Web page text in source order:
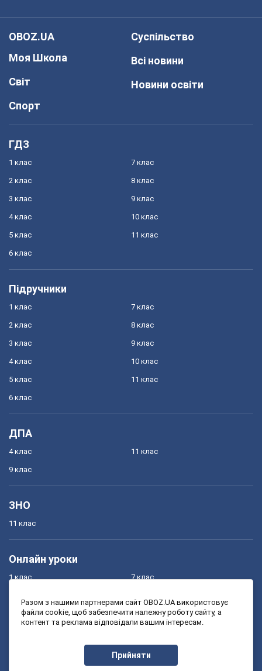
OBOZ.UA
Моя Школа
Світ
Спорт
Суспільство
Всі новини
Новини освіти
ГДЗ
1 клас
2 клас
3 клас
4 клас
5 клас
6 клас
7 клас
8 клас
9 клас
10 клас
11 клас
Підручники
1 клас
2 клас
3 клас
4 клас
5 клас
6 клас
7 клас
8 клас
9 клас
10 клас
11 клас
ДПА
4 клас
9 клас
11 клас
ЗНО
11 клас
Онлайн уроки
1 клас
3 клас
7 клас
9 клас
Разом з нашими партнерами сайт OBOZ.UA використовує
файли cookie, щоб забезпечити належну роботу сайту, а
контент та реклама відповідали вашим інтересам.
Прийняти